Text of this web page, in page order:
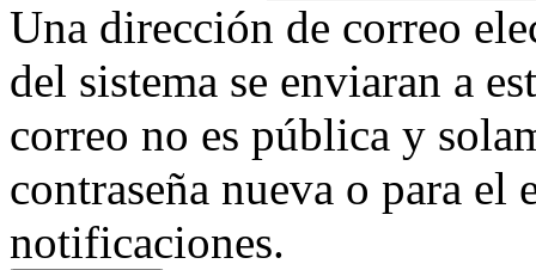
Una dirección de correo
del sistema se enviaran a
correo no es pública y
contraseña nueva o para
notificaciones.